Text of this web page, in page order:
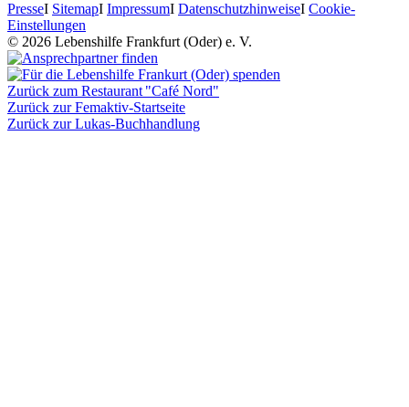
PresseI SitemapI ImpressumI DatenschutzhinweiseI Cookie-
Einstellungen
© 2026 Lebenshilfe Frankfurt (Oder) e. V.
Zurück zum Restaurant "Café Nord"
Zurück zur Femaktiv-Startseite
Zurück zur Lukas-Buchhandlung